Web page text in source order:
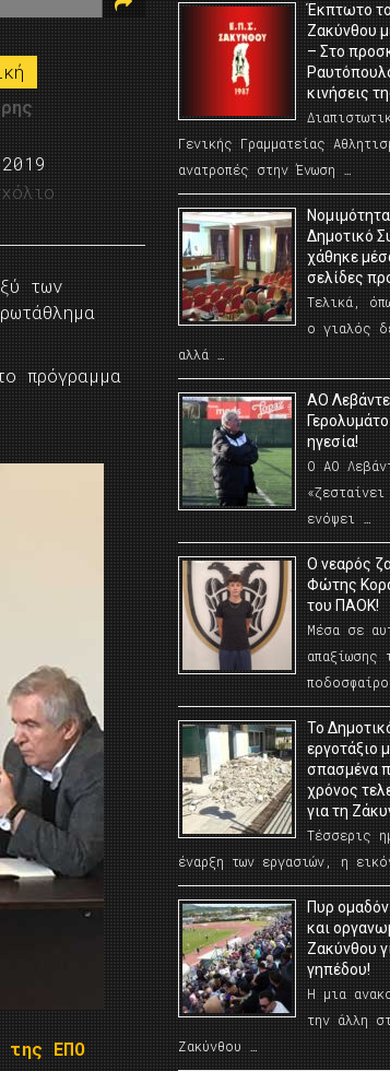
των
πρόγραμμα
της ΕΠΟ
Έκπτωτο
Ζακύνθου
– Στο
κινήσεις
Γενικής Γραμματείας
ανατροπές στην Ένωση …
Δημοτικό
χάθηκε
σελίδες
Τελικά,
ο γιαλός
αλλά …
ΑΟ
ηγεσία!
Ο ΑΟ
ενόψει …
O νεαρός
Φώτης
του ΠΑΟΚ!
Μέσα σε
απαξίωσης
Το
εργοτάξιο
σπασμένα
χρόνος
για τη
Τέσσερις
έναρξη των εργασιών, η
Πυρ
και
Ζακύνθου
γηπέδου!
Η μια
την άλλη
Ζακύνθου …